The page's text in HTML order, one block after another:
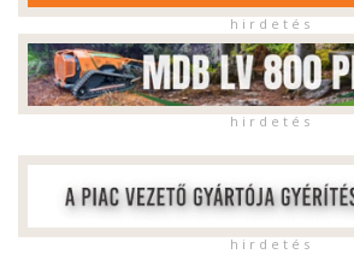
h i r d e t é s
h i r d e t é s
h i r d e t é s